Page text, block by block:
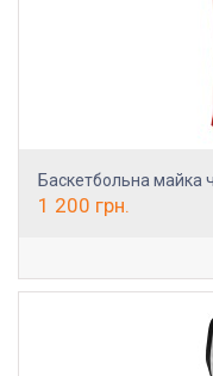
Баскетбольна майка
1 200 грн.